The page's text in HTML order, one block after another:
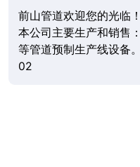
前山管道欢迎您的光临！
本公司主要生产和销售
等管道预制生产线设备
02